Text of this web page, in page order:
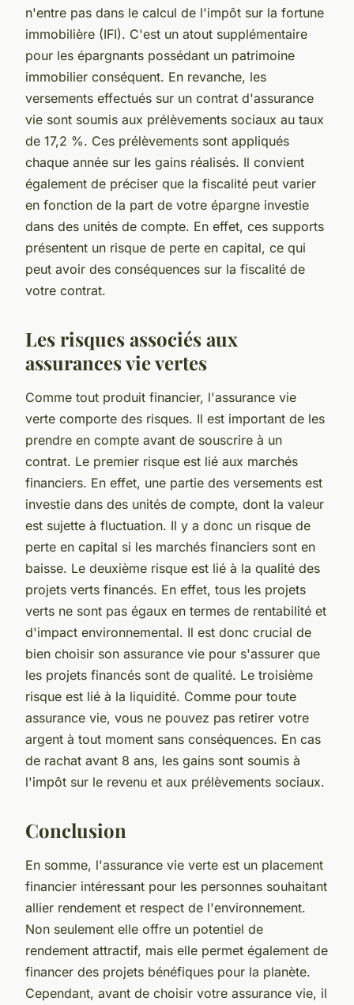
n'entre pas dans le calcul de l'impôt sur la fortune
immobilière (IFI). C'est un atout supplémentaire
pour les épargnants possédant un patrimoine
immobilier conséquent. En revanche, les
versements effectués sur un contrat d'assurance
vie sont soumis aux prélèvements sociaux au taux
de 17,2 %. Ces prélèvements sont appliqués
chaque année sur les gains réalisés. Il convient
également de préciser que la fiscalité peut varier
en fonction de la part de votre épargne investie
dans des unités de compte. En effet, ces supports
présentent un risque de perte en capital, ce qui
peut avoir des conséquences sur la fiscalité de
votre contrat.
Les risques associés aux
assurances vie vertes
Comme tout produit financier, l'assurance vie
verte comporte des risques. Il est important de les
prendre en compte avant de souscrire à un
contrat. Le premier risque est lié aux marchés
financiers. En effet, une partie des versements est
investie dans des unités de compte, dont la valeur
est sujette à fluctuation. Il y a donc un risque de
perte en capital si les marchés financiers sont en
baisse. Le deuxième risque est lié à la qualité des
projets verts financés. En effet, tous les projets
verts ne sont pas égaux en termes de rentabilité et
d'impact environnemental. Il est donc crucial de
bien choisir son assurance vie pour s'assurer que
les projets financés sont de qualité. Le troisième
risque est lié à la liquidité. Comme pour toute
assurance vie, vous ne pouvez pas retirer votre
argent à tout moment sans conséquences. En cas
de rachat avant 8 ans, les gains sont soumis à
l'impôt sur le revenu et aux prélèvements sociaux.
Conclusion
En somme, l'assurance vie verte est un placement
financier intéressant pour les personnes souhaitant
allier rendement et respect de l'environnement.
Non seulement elle offre un potentiel de
rendement attractif, mais elle permet également de
financer des projets bénéfiques pour la planète.
Cependant, avant de choisir votre assurance vie, il